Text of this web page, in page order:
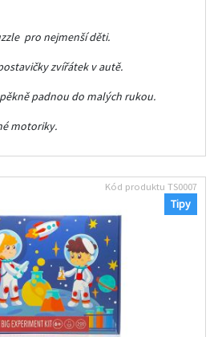
pro nejmenší děti.
zvířátek v autě.
padnou do malých rukou.
motoriky.
Tipy
Kód produktu TS0007